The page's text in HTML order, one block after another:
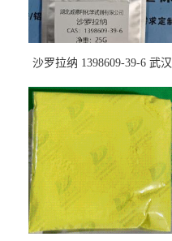
沙罗拉纳 1398609-39-6 武汉